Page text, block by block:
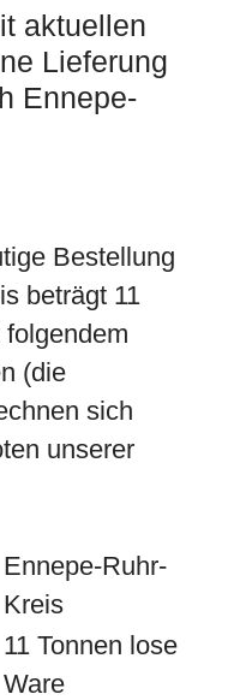
aktuellen
Lieferung
Ennepe-
Bestellung
beträgt 11
(die
sich
unserer
Ennepe-Ruhr-
Kreis
11 Tonnen lose
Ware